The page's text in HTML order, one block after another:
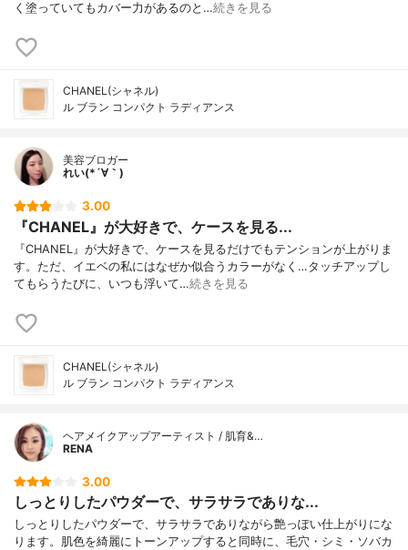
く塗っていてもカバー力があるのと…続きを見る
CHANEL(シャネル)
ル ブラン コンパクト ラディアンス
美容ブロガー
れい(*´∀｀)
3.00
『CHANEL』が大好きで、ケースを見る...
『CHANEL』が大好きで、ケースを見るだけでもテンションが上がりま
す。ただ、イエベの私にはなぜか似合うカラーがなく…タッチアップし
てもらうたびに、いつも浮いて…続きを見る
CHANEL(シャネル)
ル ブラン コンパクト ラディアンス
ヘアメイクアップアーティスト / 肌育&…
RENA
3.00
しっとりしたパウダーで、サラサラでありな...
しっとりしたパウダーで、サラサラでありながら艶っぽい仕上がりにな
ります。肌色を綺麗にトーンアップすると同時に、毛穴・シミ・ソバカ